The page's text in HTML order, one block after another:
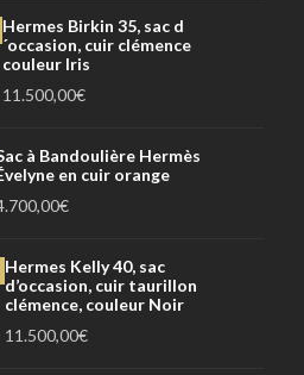
Hermes Birkin 35, sac d
´occasion, cuir clémence
couleur Iris
11.500,00€
à Bandoulière Hermès
en cuir orange
€
Hermes Kelly 40, sac
d’occasion, cuir taurillon
clémence, couleur Noir
11.500,00€